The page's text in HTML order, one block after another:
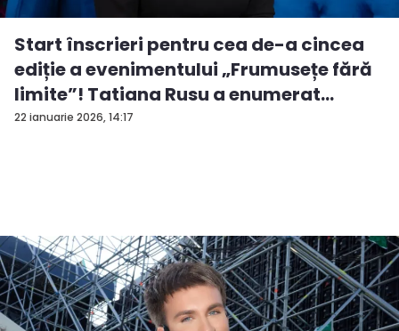
22 ianuarie 2026, 14:17
Start înscrieri pentru cea de-a cincea
ediție a evenimentului „Frumusețe fără
limite”! Tatiana Rusu a enumerat
criter...